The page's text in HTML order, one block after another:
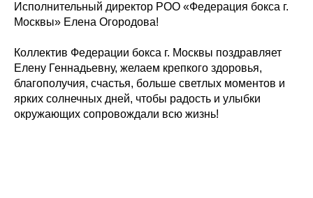
Исполнительный директор РОО «Федерация бокса г.
Москвы» Елена Огородова!
Коллектив Федерации бокса г. Москвы поздравляет
Елену Геннадьевну, желаем крепкого здоровья,
благополучия, счастья, больше светлых моментов и
ярких солнечных дней, чтобы радость и улыбки
окружающих сопровождали всю жизнь!